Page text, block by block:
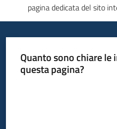
pagina dedicata del sito
Quanto sono chiare
questa pagina?